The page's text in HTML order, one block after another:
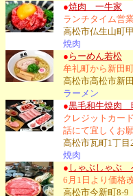
●焼肉 一牛家
ランチタイム営
高松市仏生山町
焼肉
● らーめん若松
牟礼町から新田
高松市高松市新
ラーメン
●黒毛和牛焼肉
クレジットカー
話にて宜しくお
高松市瓦町1丁目
焼肉
● しゃぶしゃぶ
6月1日より価格
高松市今新町8-9